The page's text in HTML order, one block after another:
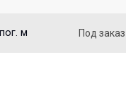
пог. м Под заказ